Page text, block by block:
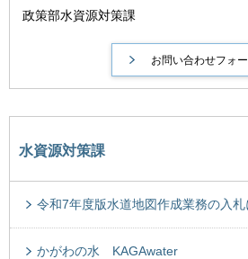
政策部水資源対策課
水資源対策課
令和7年度版水道地図作成業務の入札
かがわの水 KAGAwater